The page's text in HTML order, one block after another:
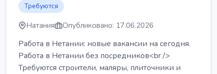
Требуются
Натания Опубликовано: 17.06.2026
Работа в Нетании: новые вакансии на сегодня.
Работа в Нетании без посредников<br />
Требуются строители, маляры, плиточники и